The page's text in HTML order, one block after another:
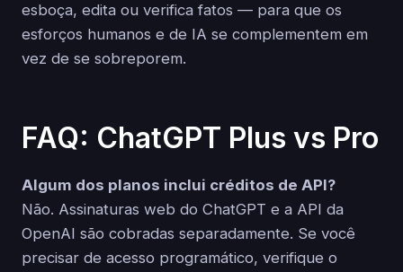
esboça, edita ou verifica fatos — para que os
esforços humanos e de IA se complementem em
vez de se sobreporem.
FAQ: ChatGPT Plus vs Pro
Algum dos planos inclui créditos de API?
Não. Assinaturas web do ChatGPT e a API da
OpenAI são cobradas separadamente. Se você
precisar de acesso programático, verifique o